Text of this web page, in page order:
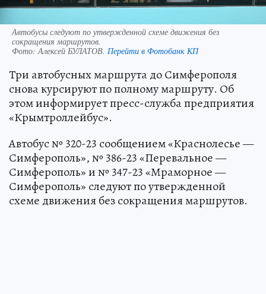
Автобусы следуют по утвержденной схеме движения без
сокращения маршрутов.
Фото: Алексей БУЛАТОВ. Перейти в Фотобанк КП
Три автобусных маршрута до Симферополя
снова курсируют по полному маршруту. Об
этом информирует пресс-служба предприятия
«Крымтроллейбус».
Автобус № 320-23 сообщением «Краснолесье —
Симферополь», № 386-23 «Перевальное —
Симферополь» и № 347-23 «Мраморное —
Симферополь» следуют по утвержденной
схеме движения без сокращения маршрутов.